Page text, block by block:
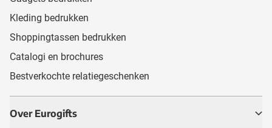
Kleding bedrukken
Shoppingtassen bedrukken
Catalogi en brochures
Bestverkochte relatiegeschenken
Over Eurogifts